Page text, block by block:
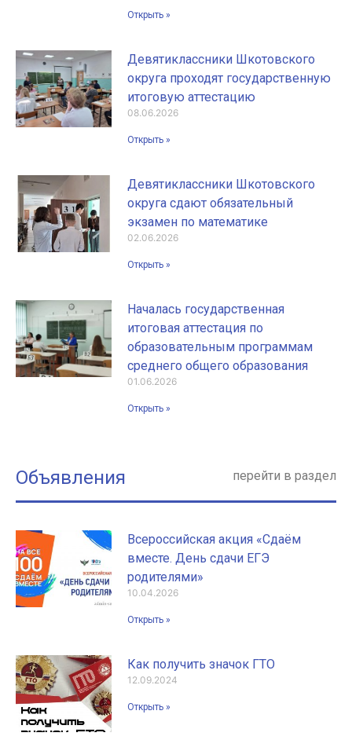
Открыть »
Девятиклассники Шкотовского
округа проходят государственную
итоговую аттестацию
08.06.2026
Открыть »
Девятиклассники Шкотовского
округа сдают обязательный
экзамен по математике
02.06.2026
Открыть »
Началась государственная
итоговая аттестация по
образовательным программам
среднего общего образования
01.06.2026
Открыть »
Объявления перейти в раздел
Всероссийская акция «Сдаём
вместе. День сдачи ЕГЭ
родителями»
10.04.2026
Открыть »
Как получить значок ГТО
12.09.2024
Открыть »